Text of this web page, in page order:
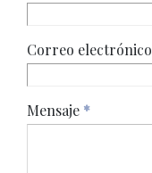
Correo electrónico
Mensaje *